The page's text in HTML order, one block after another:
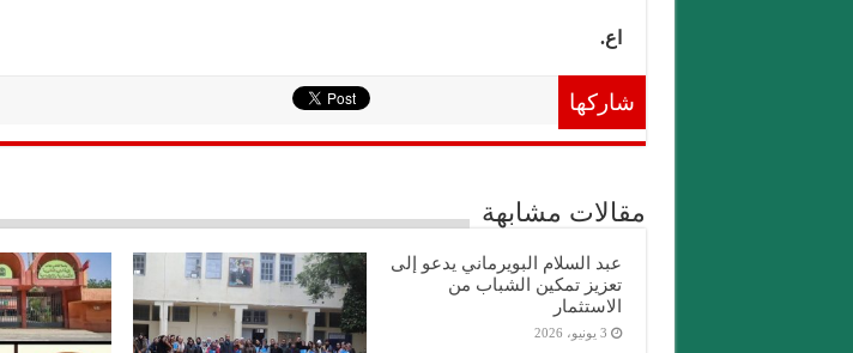
اع.
شاركها
مقالات مشابهة
عبد السلام البويرماني يدعو إلى
تعزيز تمكين الشباب من
الاستثمار
3 يونيو، 2026